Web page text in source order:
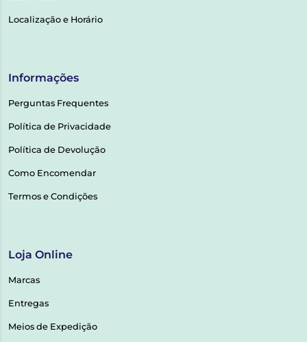
Localização e Horário
Informações
Perguntas Frequentes
Política de Privacidade
Política de Devolução
Como Encomendar
Termos e Condições
Loja Online
Marcas
Entregas
Meios de Expedição